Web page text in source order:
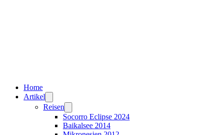
Home
Artikel
Reisen
Socorro Eclipse 2024
Baikalsee 2014